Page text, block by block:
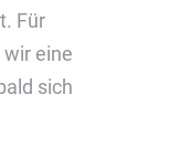
Für
eine
sich